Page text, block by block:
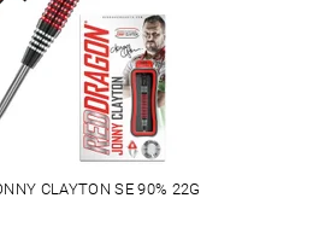
CLAYTON SE 90% 22G